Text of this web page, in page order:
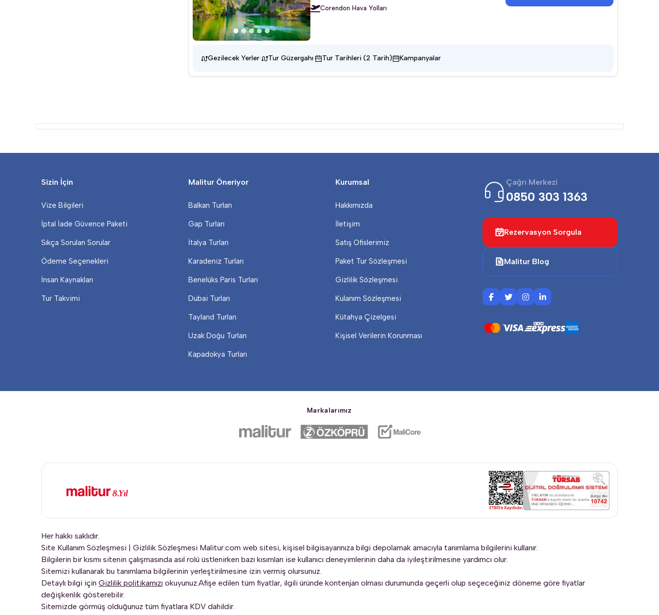
Corendon Hava Yolları
Gezilecek Yerler· Tur Güzergahı· Tur Tarihleri (2 Tarih) Kampanyalar
Sizin İçin
Vize Bilgileri
İptal İade Güvence Paketi
Sıkça Sorulan Sorular
Ödeme Seçenekleri
İnsan Kaynakları
Tur Takvimi
Malitur Öneriyor
Balkan Turları
Gap Turları
İtalya Turları
Karadeniz Turları
Benelüks Paris Turları
Dubai Turları
Tayland Turları
Uzak Doğu Turları
Kapadokya Turları
Kurumsal
Hakkımızda
İletişim
Satış Ofislerimiz
Paket Tur Sözleşmesi
Gizlilik Sözleşmesi
Kulanım Sözleşmesi
Kütahya Çizelgesi
Kişisel Verilerin Korunması
Çağrı Merkezi
0850 303 1363
Rezervasyon Sorgula
Malitur Blog
Markalarımız
Her hakkı saklıdır.
Site Kullanım Sözleşmesi | Gizlilik Sözleşmesi Malitur.com web sitesi, kişisel bilgisayarınıza bilgi depolamak amacıyla tanımlama bilgilerini kullanır.
Bilgilerin bir kısmı sitenin çalışmasında asıl rolü üstlenirken bazı kısımları ise kullanıcı deneyimlerinin daha da iyileştirilmesine yardımcı olur.
Sitemizi kullanarak bu tanımlama bilgilerinin yerleştirilmesine izin vermiş olursunuz.
Detaylı bilgi için Gizlilik politikamızı okuyunuz.Afişe edilen tüm fiyatlar, ilgili üründe kontenjan olması durumunda geçerli olup seçeceğiniz döneme göre fiyatlar
değişkenlik gösterebilir.
Sitemizde görmüş olduğunuz tüm fiyatlara KDV dahildir.